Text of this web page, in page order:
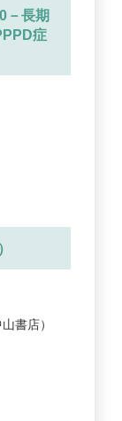
－長期
症
書店）